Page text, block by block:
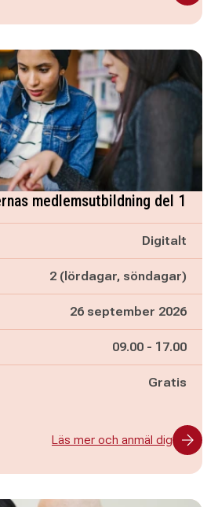
medlemsutbildning del 1
Digitalt
2 (lördagar, söndagar)
26 september 2026
Pågår mellan
09.00 - och
17.00
Gratis
Läs mer och anmäl dig